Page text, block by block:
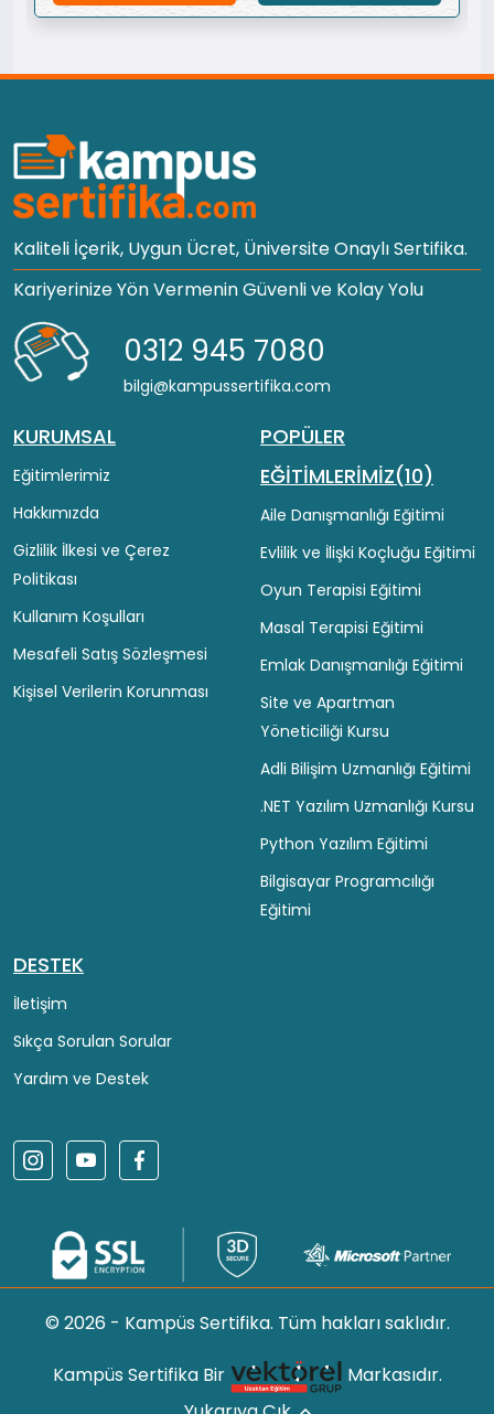
Kaliteli İçerik, Uygun Ücret, Üniversite Onaylı Sertifika.
Kariyerinize Yön Vermenin Güvenli ve Kolay Yolu
0312 945 7080
bilgi@kampussertifika.com
KURUMSAL
Eğitimlerimiz
Hakkımızda
Gizlilik İlkesi ve Çerez
Politikası
Kullanım Koşulları
Mesafeli Satış Sözleşmesi
Kişisel Verilerin Korunması
POPÜLER
EĞİTİMLERİMİZ(10)
Aile Danışmanlığı Eğitimi
Evlilik ve İlişki Koçluğu Eğitimi
Oyun Terapisi Eğitimi
Masal Terapisi Eğitimi
Emlak Danışmanlığı Eğitimi
Site ve Apartman
Yöneticiliği Kursu
Adli Bilişim Uzmanlığı Eğitimi
.NET Yazılım Uzmanlığı Kursu
Python Yazılım Eğitimi
Bilgisayar Programcılığı
Eğitimi
DESTEK
İletişim
Sıkça Sorulan Sorular
Yardım ve Destek
© 2026 - Kampüs Sertifika. Tüm hakları saklıdır.
Kampüs Sertifika Bir
Markasıdır.